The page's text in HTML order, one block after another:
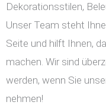
Dekorationsstilen,
Unser Team steht
Seite und hilft Ihnen,
machen. Wir sind
werden, wenn Sie
nehmen!